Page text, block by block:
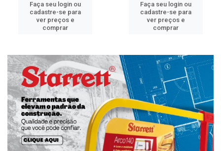
Faça seu login ou
cadastre-se para
ver preços e
comprar
Faça seu login ou
cadastre-se para
ver preços e
comprar